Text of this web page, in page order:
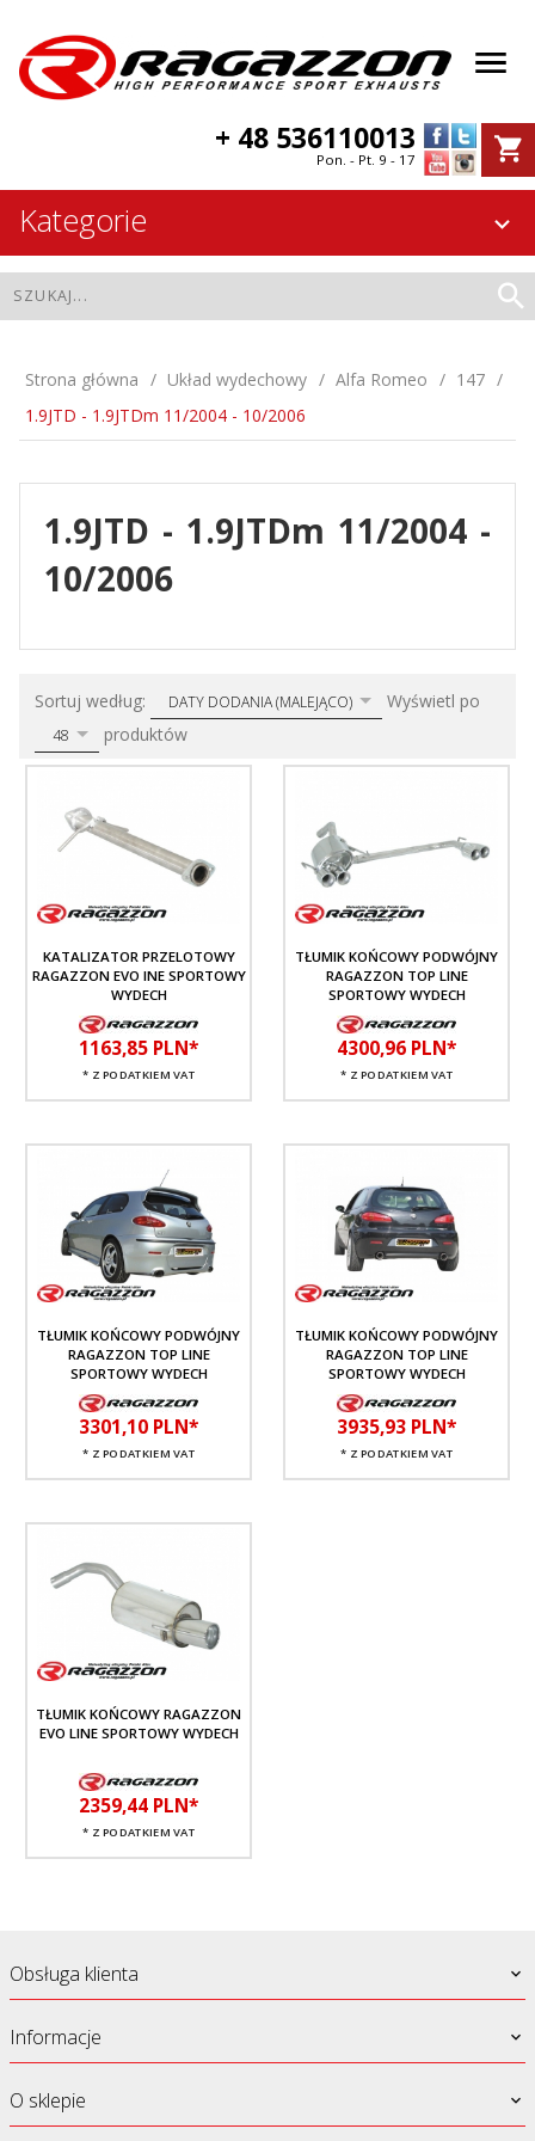
+ 48 536110013
Pon. - Pt. 9 - 17
Kategorie
Strona główna Układ wydechowy Alfa Romeo
147
1.9JTD - 1.9JTDm 11/2004 - 10/2006
1.9JTD - 1.9JTDm 11/2004 -
10/2006
Sortuj według: sortDATY DODANIA (MALEJĄCO) Wyświetl po
48 produktów
KATALIZATOR PRZELOTOWY
RAGAZZON EVO INE SPORTOWY
WYDECH
1163,85 PLN*
* Z PODATKIEM VAT
TŁUMIK KOŃCOWY PODWÓJNY
RAGAZZON TOP LINE
SPORTOWY WYDECH
4300,96 PLN*
* Z PODATKIEM VAT
TŁUMIK KOŃCOWY PODWÓJNY
RAGAZZON TOP LINE
SPORTOWY WYDECH
3301,10 PLN*
* Z PODATKIEM VAT
TŁUMIK KOŃCOWY PODWÓJNY
RAGAZZON TOP LINE
SPORTOWY WYDECH
3935,93 PLN*
* Z PODATKIEM VAT
TŁUMIK KOŃCOWY RAGAZZON
EVO LINE SPORTOWY WYDECH
2359,44 PLN*
* Z PODATKIEM VAT
Obsługa klienta
Informacje
O sklepie